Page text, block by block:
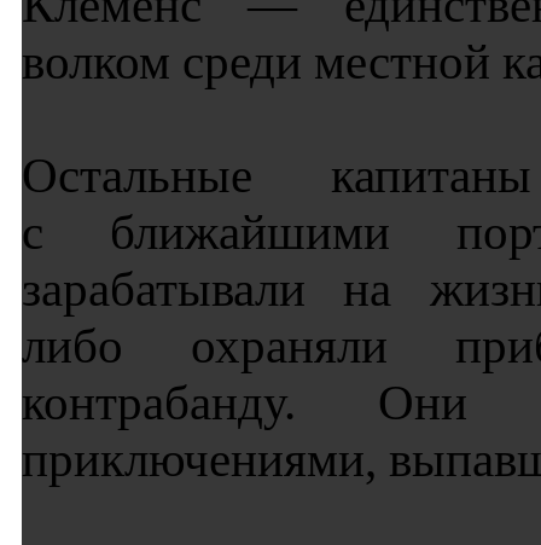
волком среди местной
Остальные
с ближайшими
зарабатывали на
либо охраняли
контрабанду. Они
приключениями,